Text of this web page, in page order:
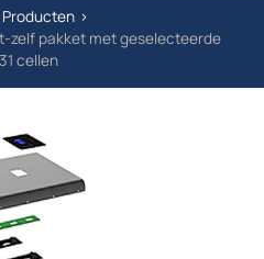
Producten
zelf pakket met geselecteerde
cellen